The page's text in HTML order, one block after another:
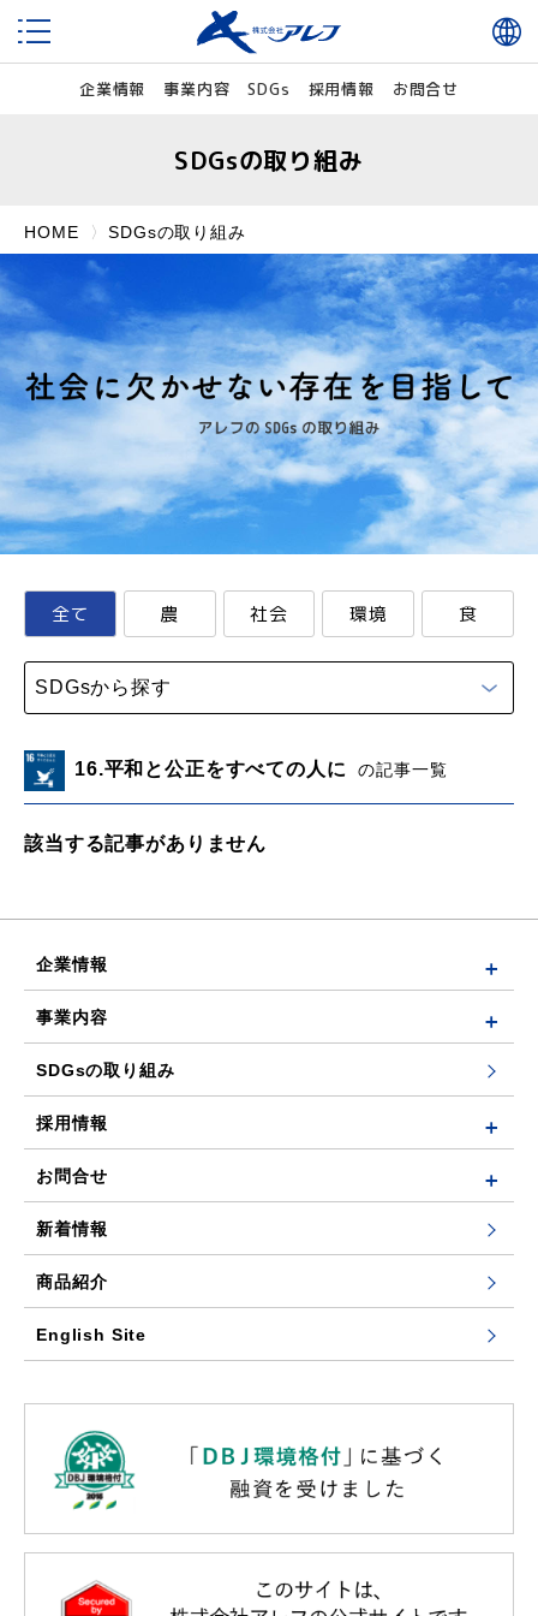
企業情報 事業内容 SDGs 採用情報 お問合せ
SDGsの取り組み
HOME SDGsの取り組み
全て 農 社会 環境 食
SDGsから探す
16.平和と公正をすべての人に の記事一覧
該当する記事がありません
企業情報
事業内容
SDGsの取り組み
採用情報
お問合せ
新着情報
商品紹介
English Site